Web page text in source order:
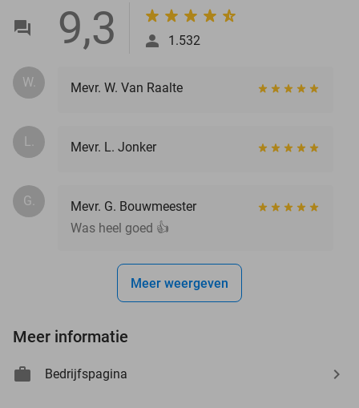
9,3 1.532
W. Mevr. W. Van Raalte
L. Mevr. L. Jonker
G.
Mevr. G. Bouwmeester
Was heel goed 👍
Meer weergeven
Meer informatie
Bedrijfspagina